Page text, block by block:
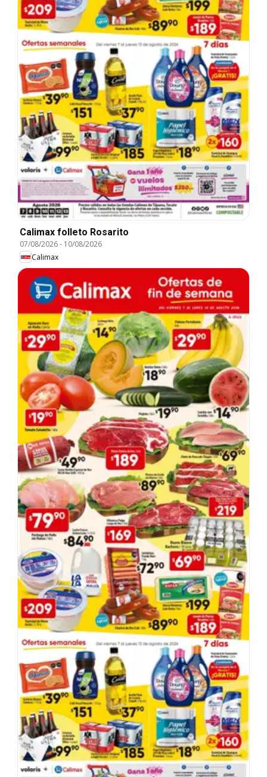
Calimax folleto Rosarito
07/08/2026- 10/08/2026
Calimax